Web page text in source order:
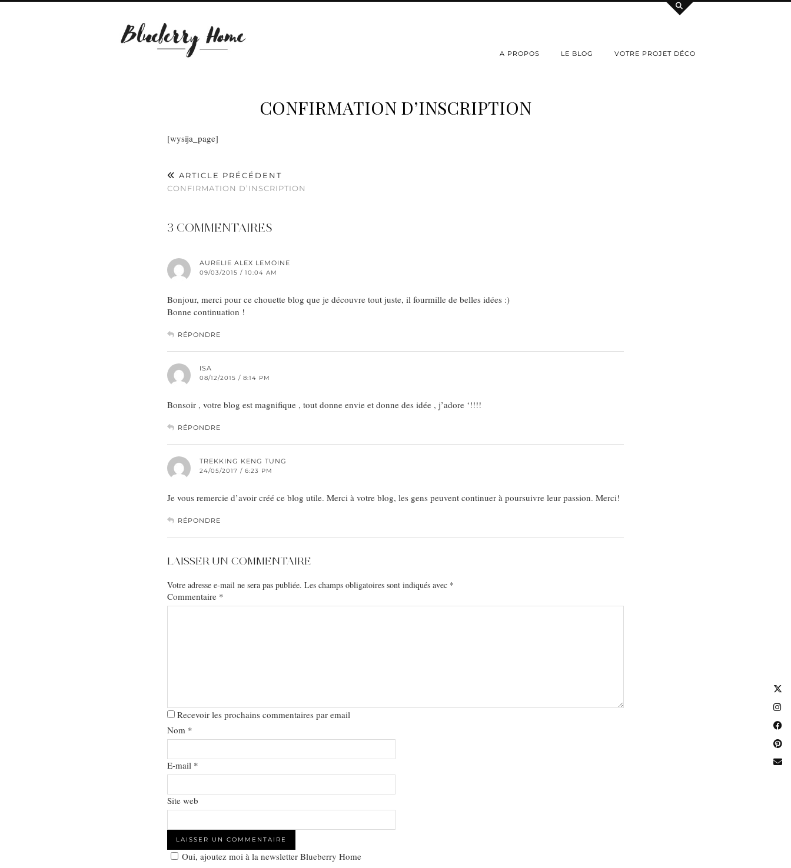
A PROPOS LE BLOG VOTRE PROJET DÉCO
CONFIRMATION D’INSCRIPTION
[wysija_page]
ARTICLE PRÉCÉDENT
CONFIRMATION D’INSCRIPTION
3 COMMENTAIRES
AURELIE ALEX LEMOINE
09/03/2015 / 10:04 AM
Bonjour, merci pour ce chouette blog que je découvre tout juste, il fourmille de belles idées :)
Bonne continuation !
RÉPONDRE
ISA
08/12/2015 / 8:14 PM
Bonsoir , votre blog est magnifique , tout donne envie et donne des idée , j’adore ‘!!!!
RÉPONDRE
TREKKING KENG TUNG
24/05/2017 / 6:23 PM
Je vous remercie d’avoir créé ce blog utile. Merci à votre blog, les gens peuvent continuer à poursuivre leur passion. Merci!
RÉPONDRE
LAISSER UN COMMENTAIRE
Votre adresse e-mail ne sera pas publiée. Les champs obligatoires sont indiqués avec *
Commentaire *
Recevoir les prochains commentaires par email
Nom *
E-mail *
Site web
Oui, ajoutez moi à la newsletter Blueberry Home